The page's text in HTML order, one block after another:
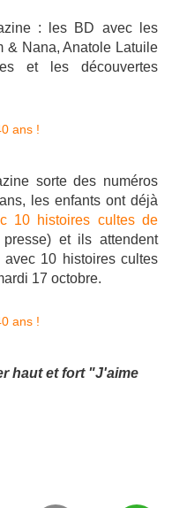
: les BD avec les
& Nana, Anatole Latuile
et les découvertes
sorte des numéros
les enfants ont déjà
10 histoires cultes de
et ils attendent
10 histoires cultes
17 octobre.
haut et fort "J'aime